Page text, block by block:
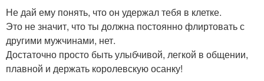
Не дай ему понять, что он удержал тебя в клетке.
Это не значит, что ты должна постоянно флиртовать с
другими мужчинами, нет.
Достаточно просто быть улыбчивой, легкой в общении,
плавной и держать королевскую осанку!